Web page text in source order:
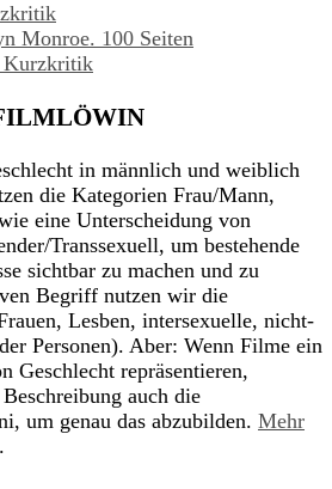
Monroe. 100 Seiten
Kurzkritik
in männlich und weiblich
die Kategorien Frau/Mann,
eine Unterscheidung von
Transsexuell, um bestehende
sichtbar zu machen und zu
Begriff nutzen wir die
Lesben, intersexuelle, nicht-
Personen). Aber: Wenn Filme ein
Geschlecht repräsentieren,
auch die
um genau das abzubilden. Mehr
.